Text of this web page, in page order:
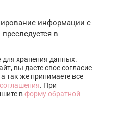
информации с
преследуется в
для хранения данных.
вы даете свое согласие
так же принимаете все
. При
вформу обратной